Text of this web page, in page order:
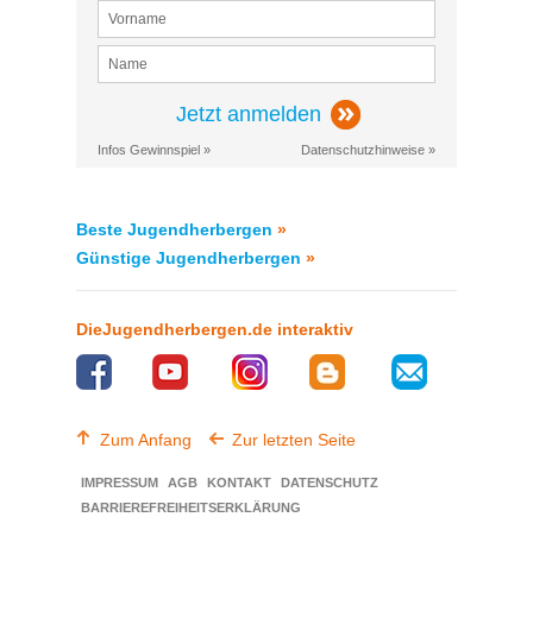
Jetzt anmelden
Infos Gewinnspiel » Datenschutzhinweise »
Beste Jugendherbergen »
Günstige Jugendherbergen »
DieJugendherbergen.de interaktiv
Zum Anfang Zur letzten Seite
IMPRESSUM AGB KONTAKT
DATENSCHUTZ
BARRIEREFREIHEITSERKLÄRUNG